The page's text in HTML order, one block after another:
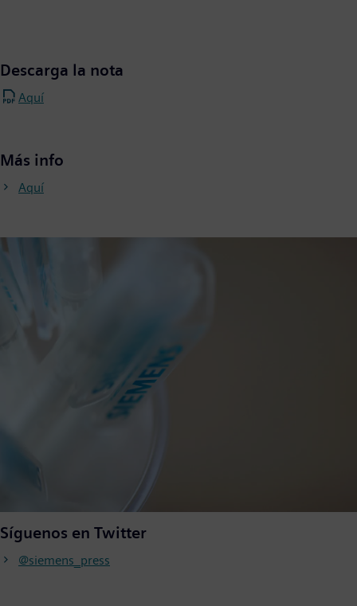
Descarga la nota
Aquí
Más info
Aquí
Síguenos en Twitter
@siemens_press